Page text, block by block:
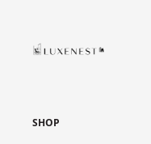
SHOP